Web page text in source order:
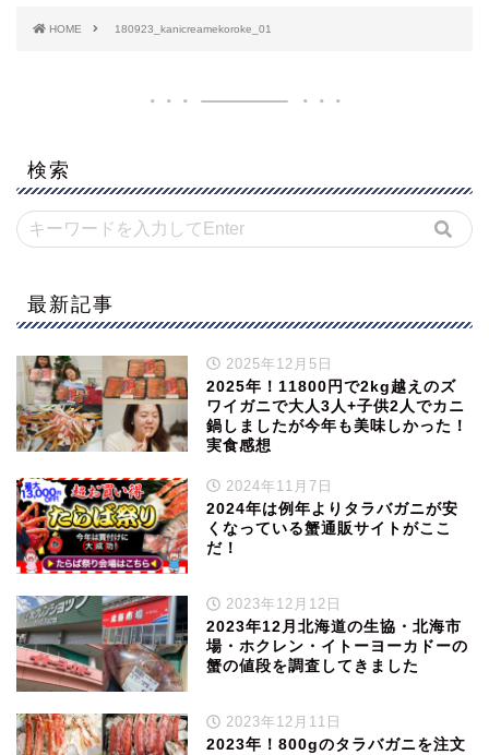
HOME 180923_kanicreamekoroke_01
検索
最新記事
2025年12月5日
2025年！11800円で2kg越えのズ
ワイガニで大人3人+子供2人でカニ
鍋しましたが今年も美味しかった！
実食感想
2024年11月7日
2024年は例年よりタラバガニが安
くなっている蟹通販サイトがここ
だ！
2023年12月12日
2023年12月北海道の生協・北海市
場・ホクレン・イトーヨーカドーの
蟹の値段を調査してきました
2023年12月11日
2023年！800gのタラバガニを注文